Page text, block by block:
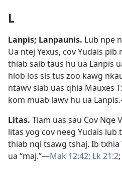
L
Lanpis; Lanpaunis. Lub npe
Ua ntej Yexus, cov Yudais
thiab saib taus hu ua Lanpis
hlob los sis tus zoo kawg
ntawv siab uas qhia Mauxes
kom muab lawv hu ua
Litas. Tiam uas sau Cov Nqe
litas yog cov neeg Yudais lub
thiab nqi tsawg tshaj. Ib
ua “maj.”​—Mak 12:42; Lk 21:2